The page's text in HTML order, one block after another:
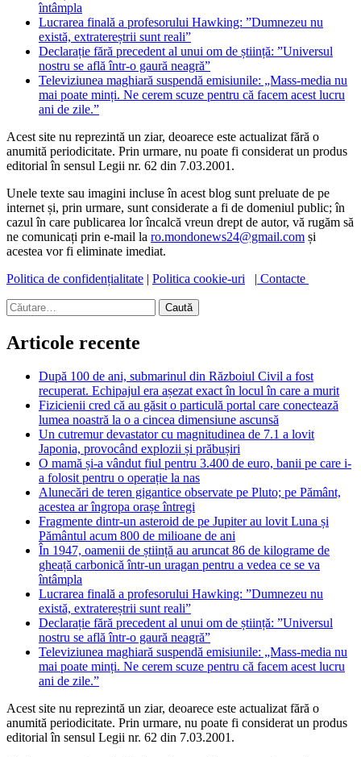
întâmpla
Lucrarea finală a profesorului Hawking: ”Dumnezeu nu
există, extratereștrii sunt reali”
Declarație fără precedent al unui om de știință: ”Universul
nostru se află într-o gaură neagră”
Televiziunea maghiară suspendă emisiunile: „Mass-media nu
mai poate minți. Ne cerem scuze pentru că facem acest lucru
ani de zile.”
Acest site nu reprezintă un ziar, deoarece este actualizat fără o
anumită periodicitate. Prin urmare, nu poate fi considerat un produs
editorial în sensul Legii nr. 62 din 7.03.2001.
Unele texte sau imagini incluse în acest blog sunt preluate de pe
internet și, prin urmare, sunt considerate a fi de domeniul public; în
cazul în care publicarea lor încalcă vreun drept de autor, vă rugăm să
ne comunicați prin e-mail la ro.mondonews24@gmail.com și
acestea vor fi eliminate imediat.
Politica de confidențialitate | Politica cookie-uri | Contacte
Caută
după:
Articole recente
După 100 de ani, submarinul din Războiul Civil a fost
recuperat. Echipajul era așezat exact în locul în care a murit
Fizicienii cred că au găsit o particulă portal care conectează
lumea noastră la o a cincea dimensiune ascunsă
Un cutremur devastator cu magnitudinea de 7.1 a lovit
Japonia, provocând explozii și prăbușiri
O mamă și-a vândut fiul pentru 3.400 de euro, banii pe care i-
a folosit pentru o operație la nas
Alunecări de teren gigantice observate pe Pluto; pe Pământ,
acestea ar îngropa orașe întregi
Fragmente dintr-un asteroid de pe Jupiter au lovit Luna și
Pământul acum 800 de milioane de ani
În 1947, oamenii de știință au aruncat 86 de kilograme de
gheață carbonică într-un uragan pentru a vedea ce se va
întâmpla
Lucrarea finală a profesorului Hawking: ”Dumnezeu nu
există, extratereștrii sunt reali”
Declarație fără precedent al unui om de știință: ”Universul
nostru se află într-o gaură neagră”
Televiziunea maghiară suspendă emisiunile: „Mass-media nu
mai poate minți. Ne cerem scuze pentru că facem acest lucru
ani de zile.”
Acest site nu reprezintă un ziar, deoarece este actualizat fără o
anumită periodicitate. Prin urmare, nu poate fi considerat un produs
editorial în sensul Legii nr. 62 din 7.03.2001.